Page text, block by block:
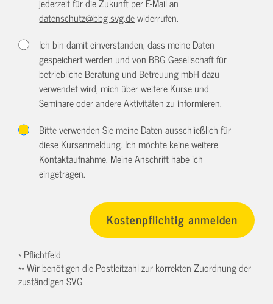
jederzeit für die Zukunft per E-Mail an
datenschutz@bbg-svg.dewiderrufen.
Ich bin damit einverstanden, dass meine Daten
gespeichert werden und von BBG Gesellschaft für
betriebliche Beratung und Betreuung mbH dazu
verwendet wird, mich über weitere Kurse und
Seminare oder andere Aktivitäten zu informieren.
Bitte verwenden Sie meine Daten ausschließlich für
diese Kursanmeldung. Ich möchte keine weitere
Kontaktaufnahme. Meine Anschrift habe ich
eingetragen.
* Pflichtfeld
** Wir benötigen die Postleitzahl zur korrekten Zuordnung der
zuständigen SVG